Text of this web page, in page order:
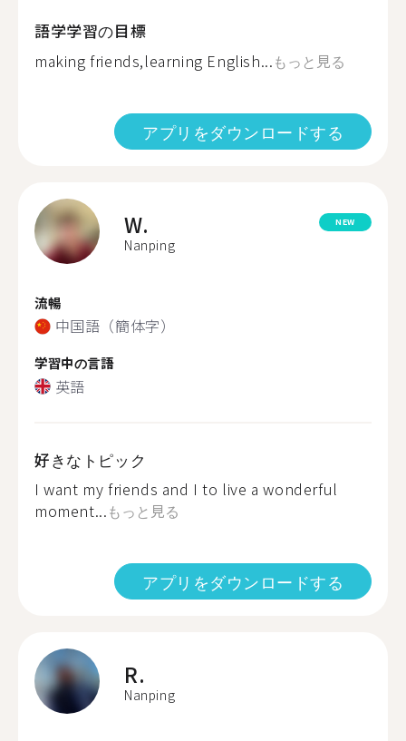
語学学習の目標
making friends,learning English...もっと見る
アプリをダウンロードする
W.
Nanping
NEW
流暢
中国語（簡体字）
学習中の言語
英語
好きなトピック
I want my friends and I to live a wonderful
moment...もっと見る
アプリをダウンロードする
R.
Nanping